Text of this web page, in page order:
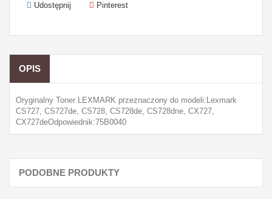
Udostępnij Pinterest
OPIS
Oryginalny Toner LEXMARK przeznaczony do modeli:Lexmark
CS727, CS727de, CS728, CS728de, CS728dne, CX727,
CX727deOdpowiednik:75B0040
PODOBNE PRODUKTY